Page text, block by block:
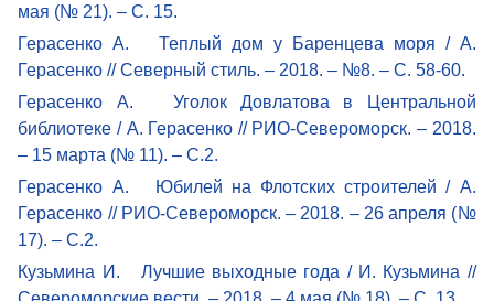
мая (№ 21). – С. 15.
Герасенко А. Теплый дом у Баренцева моря / А.
Герасенко // Северный стиль. – 2018. – №8. – С. 58-60.
Герасенко А. Уголок Довлатова в Центральной
библиотеке / А. Герасенко // РИО-Североморск. – 2018.
– 15 марта (№ 11). – С.2.
Герасенко А. Юбилей на Флотских строителей / А.
Герасенко // РИО-Североморск. – 2018. – 26 апреля (№
17). – С.2.
Кузьмина И. Лучшие выходные года / И. Кузьмина //